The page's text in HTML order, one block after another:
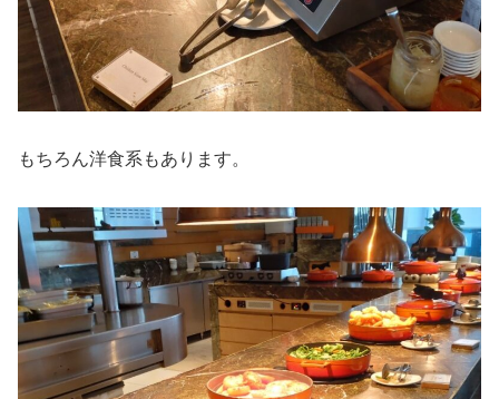
もちろん洋食系もあります。